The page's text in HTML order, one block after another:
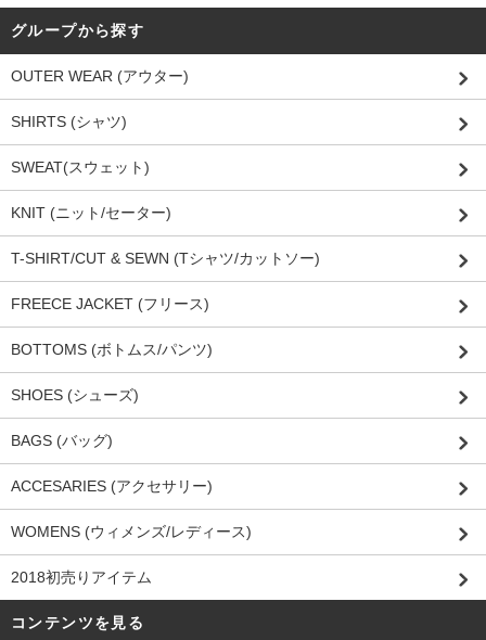
グループから探す
OUTER WEAR (アウター)
SHIRTS (シャツ)
SWEAT(スウェット)
KNIT (ニット/セーター)
T-SHIRT/CUT & SEWN (Tシャツ/カットソー)
FREECE JACKET (フリース)
BOTTOMS (ボトムス/パンツ)
SHOES (シューズ)
BAGS (バッグ)
ACCESARIES (アクセサリー)
WOMENS (ウィメンズ/レディース)
2018初売りアイテム
コンテンツを見る